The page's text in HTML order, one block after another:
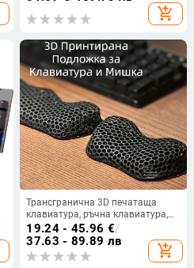
add_shopping_cart
Трансгранична 3D печатаща
клавиатура, ръчна клавиатура,
подложка за мишка, механична
клавиатура, ръчна подложка за
китката, подложка за китката,
подложка за китката
19.24 - 45.96 €/
37.63 - 89.89 лв
add_shopping_cart